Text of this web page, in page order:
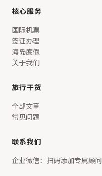
核心服务
国际机票
签证办理
海岛度假
关于我们
旅行干货
全部文章
常见问题
联系我们
企业微信：扫码添加专属顾问